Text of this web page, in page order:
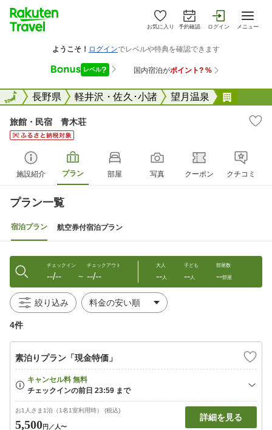
お気に入り 予約確認 ログイン メニュー
全国長野県 軽井沢・佐久･小諸 望月温泉
全国
旅館・民宿 青木荘
施設紹介 プラン 部屋 写真 クーポン クチコミ
プラン一覧
宿泊プラン 航空券付宿泊プラン
チェックイン
--/-- 〜
チェックアウト
--/--
大人
--人
子ども
--人
部屋数
--部屋
絞り込み
4件
素泊りプラン「現金特価」
お1人さま1泊（1名1室利用時） (税込)
5,500円 ／人〜
詳細を見る